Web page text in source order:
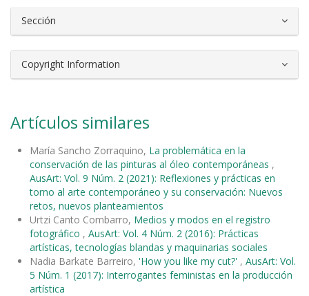
Sección
Copyright Information
Artículos similares
María Sancho Zorraquino, La problemática en la
conservación de las pinturas al óleo contemporáneas ,
AusArt: Vol. 9 Núm. 2 (2021): Reflexiones y prácticas en
torno al arte contemporáneo y su conservación: Nuevos
retos, nuevos planteamientos
Urtzi Canto Combarro, Medios y modos en el registro
fotográfico , AusArt: Vol. 4 Núm. 2 (2016): Prácticas
artísticas, tecnologías blandas y maquinarias sociales
Nadia Barkate Barreiro, 'How you like my cut?' , AusArt: Vol.
5 Núm. 1 (2017): Interrogantes feministas en la producción
artística